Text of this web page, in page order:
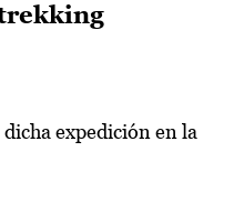
expedición en la